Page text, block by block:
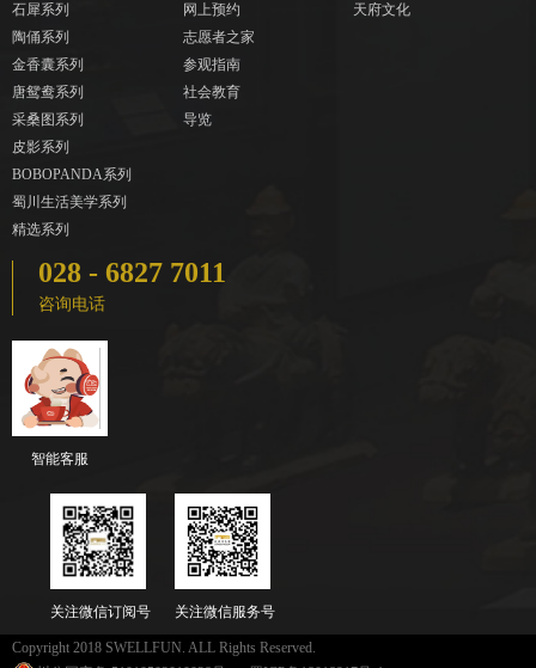
石犀系列
陶俑系列
金香囊系列
唐鸳鸯系列
采桑图系列
皮影系列
BOBOPANDA系列
蜀川生活美学系列
精选系列
网上预约
志愿者之家
参观指南
社会教育
导览
天府文化
028 - 6827 7011
咨询电话
智能客服
关注微信服务号
关注微信订阅号
Copyright 2018 SWELLFUN. ALL Rights Reserved.